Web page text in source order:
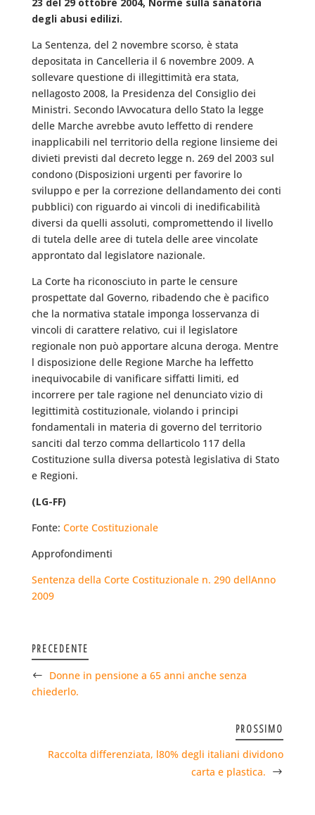
degli abusi edilizi.
La Sentenza, del 2 novembre scorso, è stata
depositata in Cancelleria il 6 novembre 2009. A
sollevare questione di illegittimità era stata,
nellagosto 2008, la Presidenza del Consiglio dei
Ministri. Secondo lAvvocatura dello Stato la legge
delle Marche avrebbe avuto leffetto di rendere
inapplicabili nel territorio della regione linsieme dei
divieti previsti dal decreto legge n. 269 del 2003 sul
condono (Disposizioni urgenti per favorire lo
sviluppo e per la correzione dellandamento dei conti
pubblici) con riguardo ai vincoli di inedificabilità
diversi da quelli assoluti, compromettendo il livello
di tutela delle aree di tutela delle aree vincolate
approntato dal legislatore nazionale.
La Corte ha riconosciuto in parte le censure
prospettate dal Governo, ribadendo che è pacifico
che la normativa statale imponga losservanza di
vincoli di carattere relativo, cui il legislatore
regionale non può apportare alcuna deroga. Mentre
l disposizione delle Regione Marche ha leffetto
inequivocabile di vanificare siffatti limiti, ed
incorrere per tale ragione nel denunciato vizio di
legittimità costituzionale, violando i principi
fondamentali in materia di governo del territorio
sanciti dal terzo comma dellarticolo 117 della
Costituzione sulla diversa potestà legislativa di Stato
e Regioni.
(LG-FF)
Fonte: Corte Costituzionale
Approfondimenti
Sentenza della Corte Costituzionale n. 290 dellAnno
2009
PRECEDENTE
Donne in pensione a 65 anni anche senza
chiederlo.
PROSSIMO
Raccolta differenziata, l80% degli italiani dividono
carta e plastica.